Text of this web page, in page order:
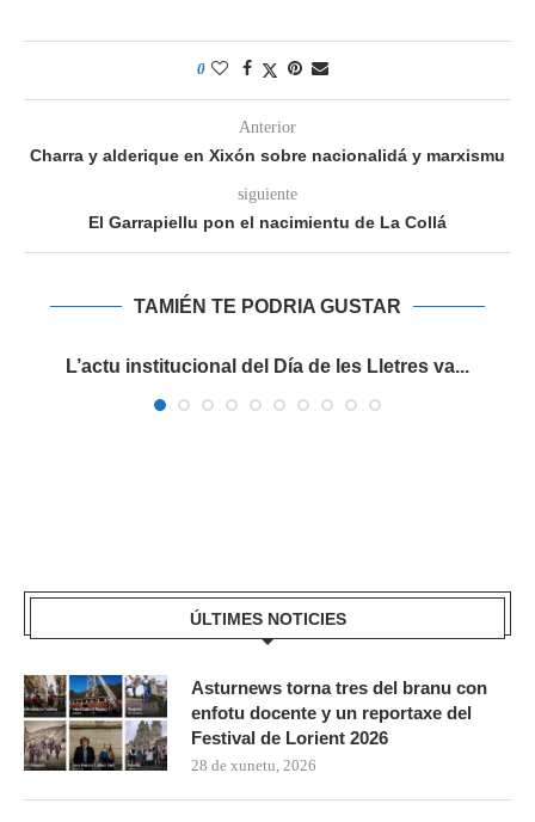
0
Anterior
Charra y alderique en Xixón sobre nacionalidá y marxismu
siguiente
El Garrapiellu pon el nacimientu de La Collá
TAMIÉN TE PODRIA GUSTAR
L’actu institucional del Día de les Lletres va...
ÚLTIMES NOTICIES
Asturnews torna tres del branu con
enfotu docente y un reportaxe del
Festival de Lorient 2026
28 de xunetu, 2026